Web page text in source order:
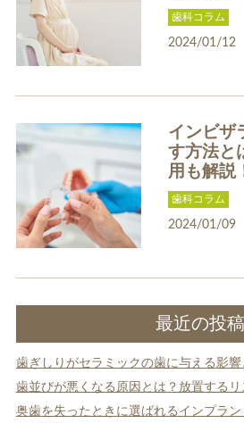
入れ歯
歯科コラム
2024/01/12
インビザ
す方法と
用も解説
歯科コラム
2024/01/09
最近の投稿
歯ぎしりがセラミックの歯に与える影響
歯並びが悪くなる原因とは？放置する
奥歯を失ったときに選ばれるインプラ